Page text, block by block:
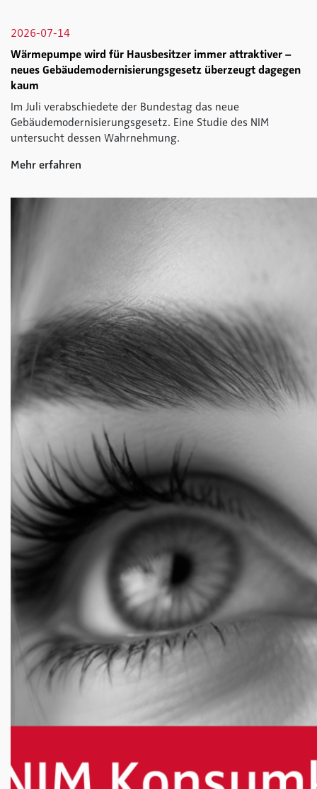
2026-07-14
Wärmepumpe wird für Hausbesitzer immer attraktiver –
neues Gebäudemodernisierungsgesetz überzeugt dagegen
kaum
Im Juli verabschiedete der Bundestag das neue
Gebäudemodernisierungsgesetz. Eine Studie des NIM
untersucht dessen Wahrnehmung.
Mehr erfahren